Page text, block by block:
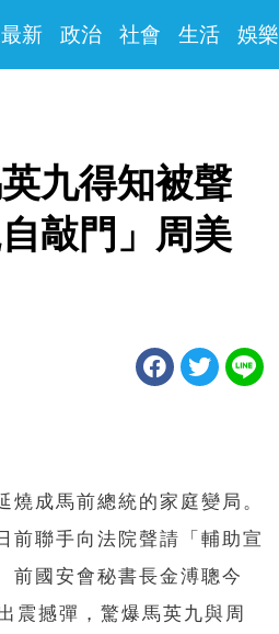
最新 政治 社會 生活 娛樂
九得知被聲
敲門」周美
成馬前總統的家庭變局。
前聯手向法院聲請「輔助宣
前國安會秘書長金溥聰今
震撼彈，驚爆馬英九與周